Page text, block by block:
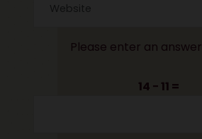
Please enter an
14 − 11 =